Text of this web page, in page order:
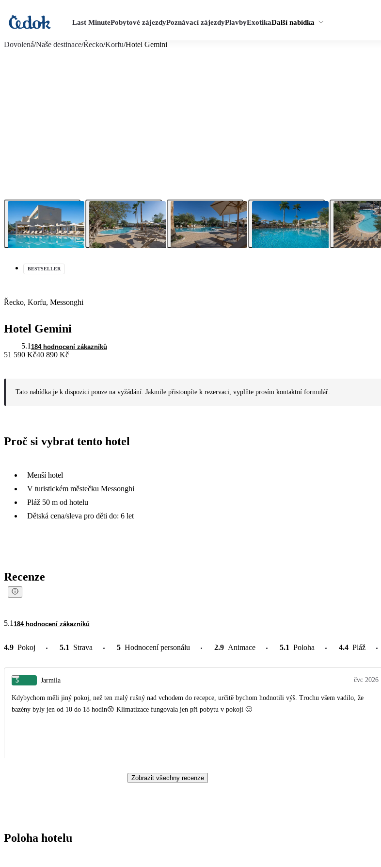
Last MinutePobytové zájezdyPoznávací zájezdyPlavbyExotikaDalší nabídka
Dovolená/Naše destinace/Řecko/Korfu/Hotel Gemini
BESTSELLER
Řecko, Korfu, Messonghi
Hotel Gemini
5.1 184 hodnocení zákazníků
51 590 Kč40 890 Kč
Tato nabídka je k dispozici pouze na vyžádání. Jakmile přistoupíte k rezervaci, vyplňte prosím kontaktní formulář.
Proč si vybrat tento hotel
Menší hotel
V turistickém městečku Messonghi
Pláž 50 m od hotelu
Dětská cena/sleva pro děti do: 6 let
Recenze
5.1 184 hodnocení zákazníků
4.9 Pokoj 5.1 Strava 5 Hodnocení personálu 2.9 Animace 5.1 Poloha 4.4 Pláž
5 Jarmila čvc 2026
Kdybychom měli jiný pokoj, než ten malý rušný nad vchodem do recepce, určitě bychom hodnotili výš. Trochu všem vadilo, že
bazény byly jen od 10 do 18 hodin😙 Klimatizace fungovala jen při pobytu v pokoji 🙂
Zobrazit všechny recenze
Poloha hotelu